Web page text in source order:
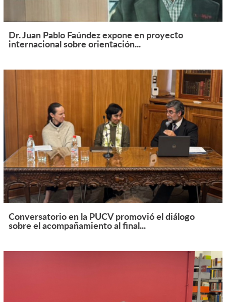
Dr. Juan Pablo Faúndez expone en proyecto
internacional sobre orientación...
Conversatorio en la PUCV promovió el diálogo
sobre el acompañamiento al final...